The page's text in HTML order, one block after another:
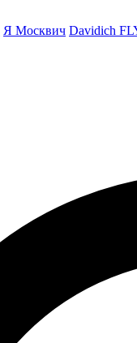
Я Москвич Davidich